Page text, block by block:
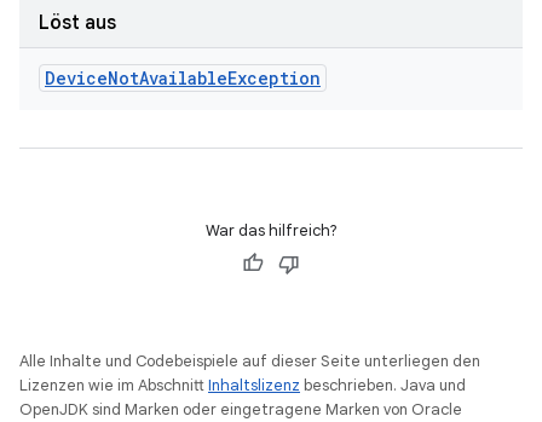
Löst aus
DeviceNotAvailableException
War das hilfreich?
Alle Inhalte und Codebeispiele auf dieser Seite unterliegen den
Lizenzen wie im AbschnittInhaltslizenz beschrieben. Java und
OpenJDK sind Marken oder eingetragene Marken von Oracle